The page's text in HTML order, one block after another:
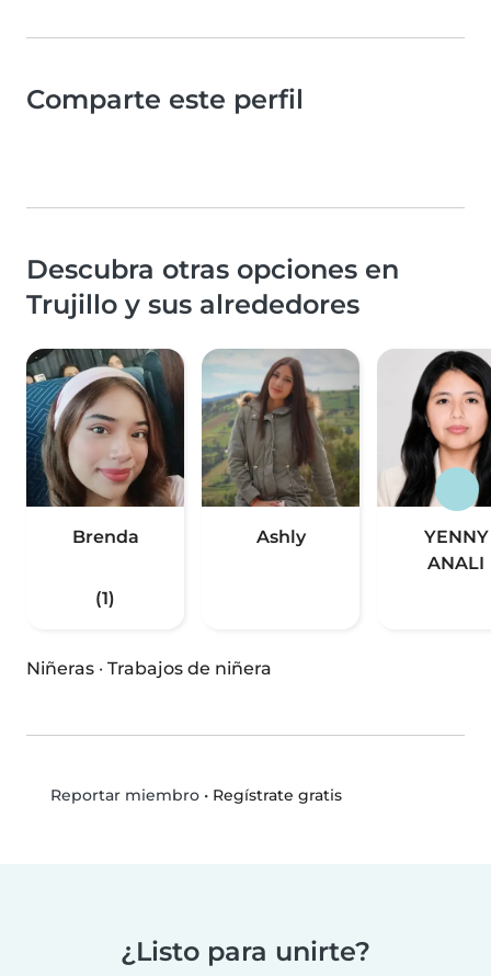
Comparte este perfil
Descubra otras opciones en
Trujillo y sus alrededores
Brenda
(1)
Ashly
YENNY
ANALI
Niñeras · Trabajos de niñera
Reportar miembro• Regístrate gratis
¿Listo para unirte?